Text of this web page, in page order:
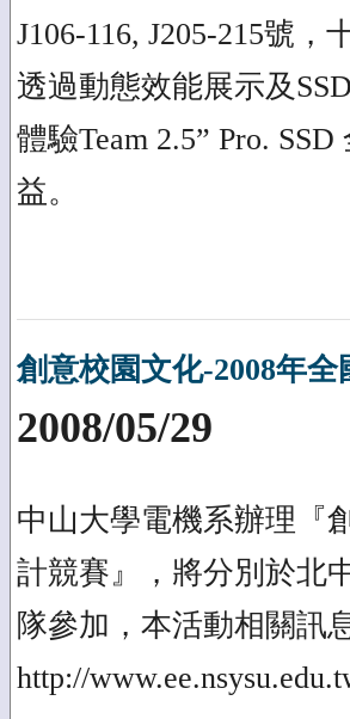
J106-116, J205-215號
透過動態效能展示及
體驗Team 2.5” Pro.
益。
創意校園文化-2008年
2008/05/29
中山大學電機系辦理『
計競賽』，將分別於北
隊參加，本活動相關訊
http://